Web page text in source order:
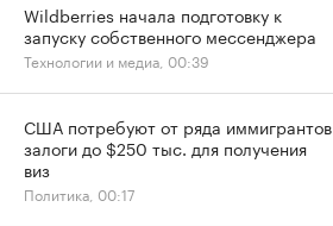
Wildberries начала подготовку к
запуску собственного мессенджера
Технологии и медиа, 00:39
США потребуют от ряда иммигрантов
залоги до $250 тыс. для получения
виз
Политика, 00:17